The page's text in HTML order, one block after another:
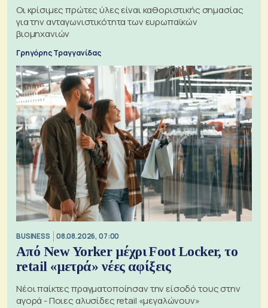
Οι κρίσιμες πρώτες ύλες είναι καθοριστικής σημασίας
για την ανταγωνιστικότητα των ευρωπαϊκών
βιομηχανιών
Γρηγόρης Τραγγανίδας
BUSINESS 08.08.2026, 07:00
Από New Yorker μέχρι Foot Locker, το
retail «μετρά» νέες αφίξεις
Νέοι παίκτες πραγματοποίησαν την είσοδό τους στην
αγορά - Ποιες αλυσίδες retail «μεγαλώνουν»